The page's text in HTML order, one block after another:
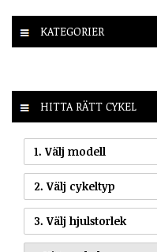
KATEGORIER
HITTA RÄTT CYKEL
1. Välj modell
2. Välj cykeltyp
3. Välj hjulstorlek